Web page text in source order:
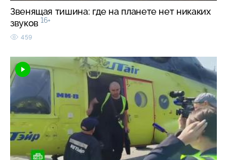
Звенящая тишина: где на планете нет никаких
звуков 16+
459